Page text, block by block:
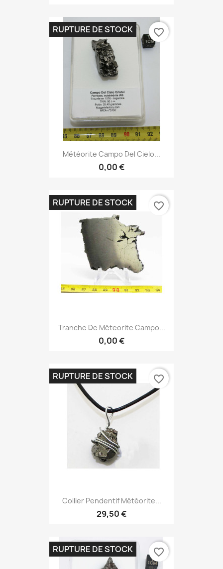
Météorite Campo Del Cielo...
0,00 €
RUPTURE DE STOCK favorite_border
Tranche De Méteorite Campo...
0,00 €
RUPTURE DE STOCK favorite_border
Collier Pendentif Météorite...
29,50 €
RUPTURE DE STOCK favorite_border
RUPTURE DE STOCK favorite_border